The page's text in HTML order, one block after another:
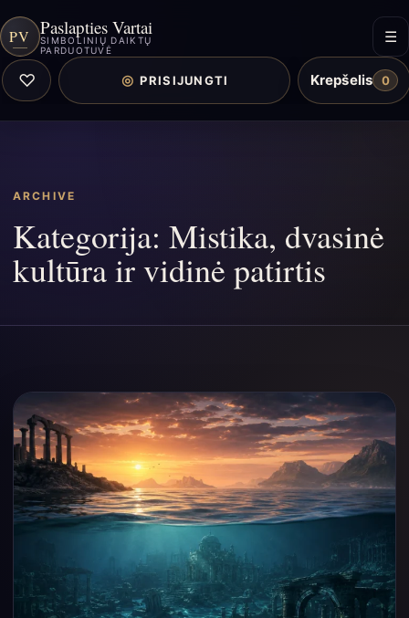
PV Paslapties Vartai
SIMBOLINIŲ DAIKTŲ
PARDUOTUVĖ
☰
♡ ◎ PRISIJUNGTI Krepšelis 0
ARCHIVE
Kategorija: Mistika, dvasinė
kultūra ir vidinė patirtis